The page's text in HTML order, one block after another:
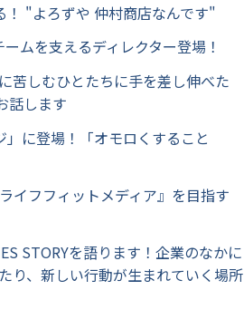
！ "よろずや 仲村商店なんです"
ムを支えるディレクター登場！
苦しむひとたちに手を差し伸べた
話します
に登場！「オモロくすること
イフフィットメディア』を目指す
STORYを語ります！企業のなかに
り、新しい行動が生まれていく場所